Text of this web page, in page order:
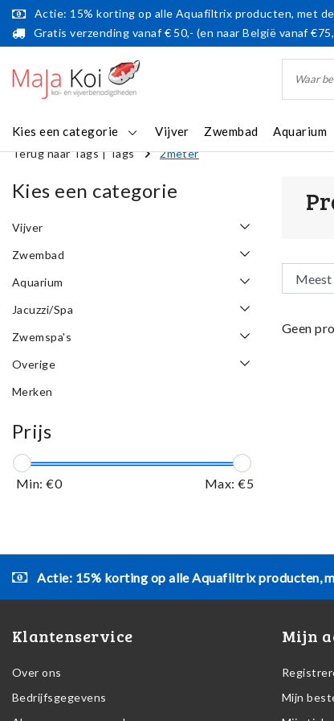
Actie: 15% korting op alle Aquafiltrix producten, met
Gratis verzending vanaf € 50,- (en naar België vanaf
Kies een categorie Vijver Zwembad Aquarium
Terug naar Tags|Tags 2meter
Kies een categorie
Vijver
Zwembad
Aquarium
Jacuzzi/Spa
Zwemspa's
Overige
Merken
Prijs
Min: €0 Max: €5
Geen
Actie: 15% korting op alle Aquafiltrix producten,
Klantenservice
Over ons
Bedrijfsgegevens
Mijn
Mijn